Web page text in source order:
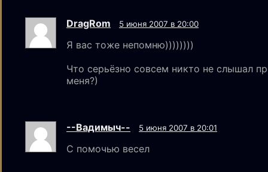
DragRom 5 июня 2007 в 20:00
Я вас тоже непомню))))))))
Что серьёзно совсем никто не слышал
меня?)
--Вадимыч-- 5 июня 2007 в 20:01
С помочью весел